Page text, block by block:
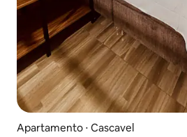
Apartamento ⋅ Cascavel